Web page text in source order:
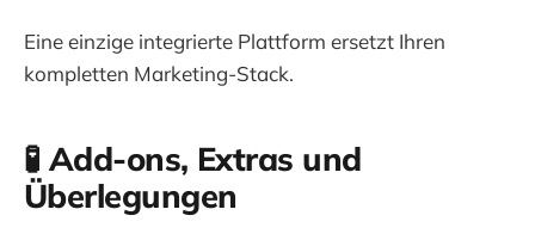
Eine einzige integrierte Plattform ersetzt Ihren
kompletten Marketing-Stack.
🧪 Add-ons, Extras und
Überlegungen